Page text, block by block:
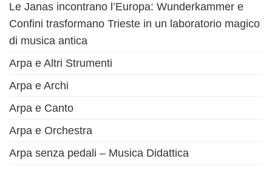
Le Janas incontrano l’Europa: Wunderkammer e
Confini trasformano Trieste in un laboratorio magico
di musica antica
Arpa e Altri Strumenti
Arpa e Archi
Arpa e Canto
Arpa e Orchestra
Arpa senza pedali – Musica Didattica